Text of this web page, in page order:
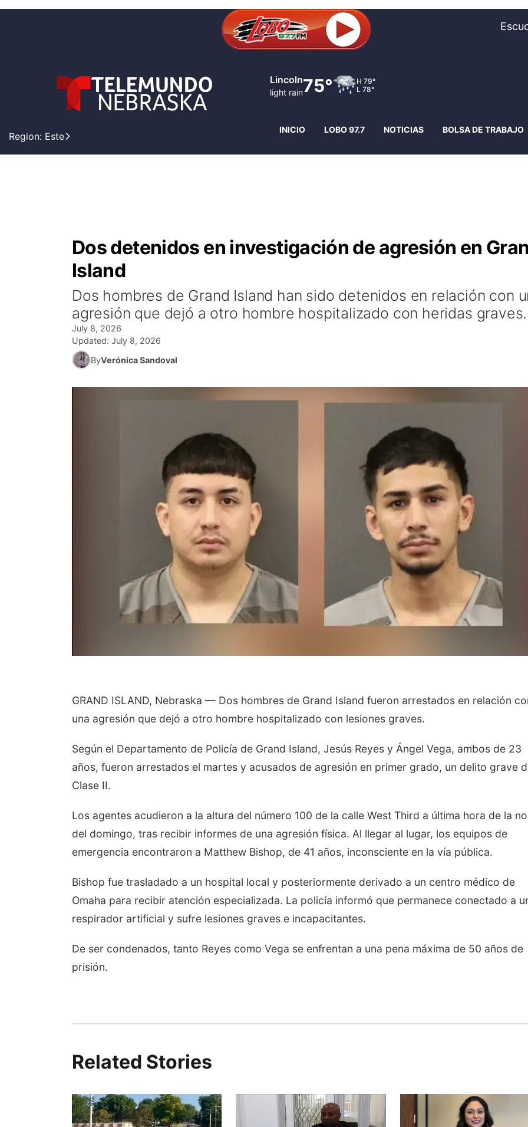
Region: Este
Fremont
moderate rain76°
INICIO LOBO 97.7 NOTICIAS BOLSA DE TRABAJO
Dos detenidos en investigación de agresión en
Island
Dos hombres de Grand Island han sido detenidos en relación con
agresión que dejó a otro hombre hospitalizado con heridas graves.
July 8, 2026
Updated: July 8, 2026
ByVerónica Sandoval
GRAND ISLAND, Nebraska — Dos hombres de Grand Island fueron arrestados en relación
una agresión que dejó a otro hombre hospitalizado con lesiones graves.
Según el Departamento de Policía de Grand Island, Jesús Reyes y Ángel Vega, ambos de 23
años, fueron arrestados el martes y acusados ​​de agresión en primer grado, un delito grave
Clase II.
Los agentes acudieron a la altura del número 100 de la calle West Third a última hora de la
del domingo, tras recibir informes de una agresión física. Al llegar al lugar, los equipos de
emergencia encontraron a Matthew Bishop, de 41 años, inconsciente en la vía pública.
Bishop fue trasladado a un hospital local y posteriormente derivado a un centro médico de
Omaha para recibir atención especializada. La policía informó que permanece conectado a
respirador artificial y sufre lesiones graves e incapacitantes.
De ser condenados, tanto Reyes como Vega se enfrentan a una pena máxima de 50 años de
prisión.
Related Stories